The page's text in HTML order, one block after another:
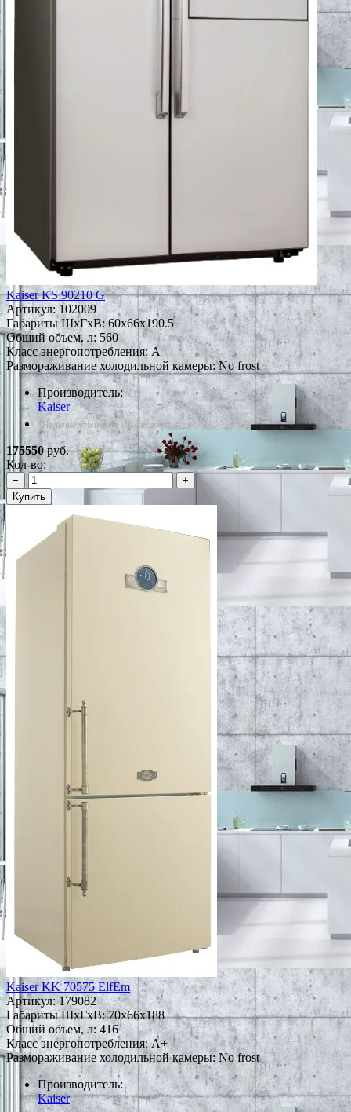
Kaiser KS 90210 G
Артикул:102009
Габариты ШxГxВ: 60x66x190.5
Общий объем, л: 560
Класс энергопотребления: A
Размораживание холодильной камеры: No frost
Производитель:
Kaiser
*Наличие уточняйте у менеджера
175550руб.
Кол-во:
−
+
Купить
Kaiser KK 70575 ElfEm
Артикул:179082
Габариты ШxГxВ: 70x66x188
Общий объем, л: 416
Класс энергопотребления: A+
Размораживание холодильной камеры: No frost
Производитель:
Kaiser